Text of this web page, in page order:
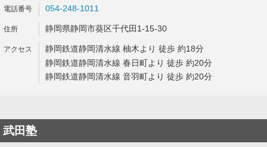
054-248-1011
静岡県静岡市葵区千代田1-15-30
静岡鉄道静岡清水線 柚木より 徒歩 約18分
静岡鉄道静岡清水線 春日町より 徒歩 約20分
静岡鉄道静岡清水線 音羽町より 徒歩 約20分
武田塾